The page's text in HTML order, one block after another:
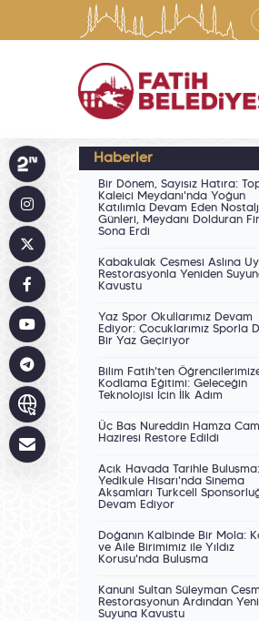
Haberler
Bir Dönem, Sayısız Hatıra:
Kaleiçi Meydanı'nda Yoğun
Katılımla Devam Eden
Günleri, Meydanı Dolduran
Sona Erdi
Kabakulak Çeşmesi Aslına
Restorasyonla Yeniden
Kavuştu
Yaz Spor Okullarımız Devam
Ediyor: Çocuklarımız Sporla
Bir Yaz Geçiriyor
Bilim Fatih'ten
Kodlama Eğitimi: Geleceğin
Teknolojisi İçin İlk Adım
Üç Baş Nureddin Hamza
Haziresi Restore Edildi
Açık Havada Tarihle Buluşma:
Yedikule Hisarı'nda Sinema
Akşamları Turkcell
Devam Ediyor
Doğanın Kalbinde Bir Mola:
ve Aile Birimimiz ile Yıldız
Korusu'nda Buluşma
Kanuni Sultan Süleyman
Restorasyonun Ardından
Suyuna Kavuştu